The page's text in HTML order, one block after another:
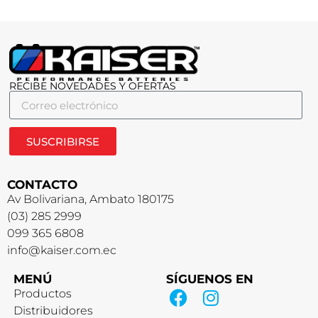
RECIBE NOVEDADES Y OFERTAS
SUSCRIBIRSE
CONTACTO
Av Bolivariana, Ambato 180175
(03) 285 2999
099 365 6808
info@kaiser.com.ec
MENÚ
Productos
Distribuidores
SÍGUENOS EN